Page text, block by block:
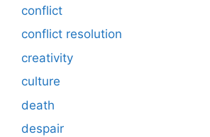
conflict
conflict resolution
creativity
culture
death
despair